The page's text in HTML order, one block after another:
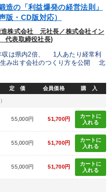
造の「利益爆発の経営法則」
版・CD版対応）
株式会社 元社長／株式会社イン
代表取締役社長)
収は県内2倍、 1人あたり経常利
み出す会社のつくり方を公開 北
定 価 会員価格 購 入
55,000円 51,700円
カートに
入れる
55,000円 51,700円
カートに
入れる
55,000円 51,700円
カートに
入れる